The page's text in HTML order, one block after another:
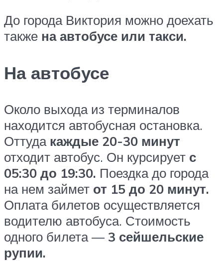
До города Виктория можно доехать
также на автобусе или такси.
На автобусе
Около выхода из терминалов
находится автобусная остановка.
Оттуда каждые 20-30 минут
отходит автобус. Он курсирует с
05:30 до 19:30. Поездка до города
на нем займет от 15 до 20 минут.
Оплата билетов осуществляется
водителю автобуса. Стоимость
одного билета — 3 сейшельские
рупии.